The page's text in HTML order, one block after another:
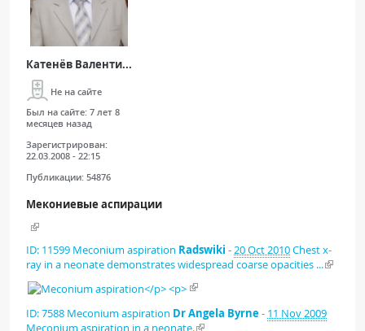
Катенёв Валенти...
Не на сайте
Был на сайте: 7 лет 8
месяцев назад
Зарегистрирован:
22.03.2008 - 22:15
Публикации: 54876
Мекониевые аспирации
ID: 11599 Meconium aspiration Radswiki -20 Oct 2010Chest x-
ray in a neonate demonstrates widespread coarse opacities ...
ID: 7588 Meconium aspiration Dr Angela Byrne- 11 Nov 2009
Meconium aspiration in a neonate.